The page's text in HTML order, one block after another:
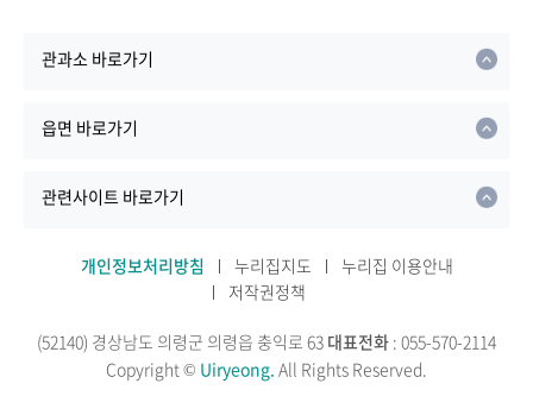
관과소 바로가기
읍면 바로가기
관련사이트 바로가기
개인정보처리방침 누리집지도
누리집 이용안내
저작권정책
(52140) 경상남도 의령군 의령읍 충익로 63 대표전화 : 055-570-2114
Copyright © Uiryeong. All Rights Reserved.